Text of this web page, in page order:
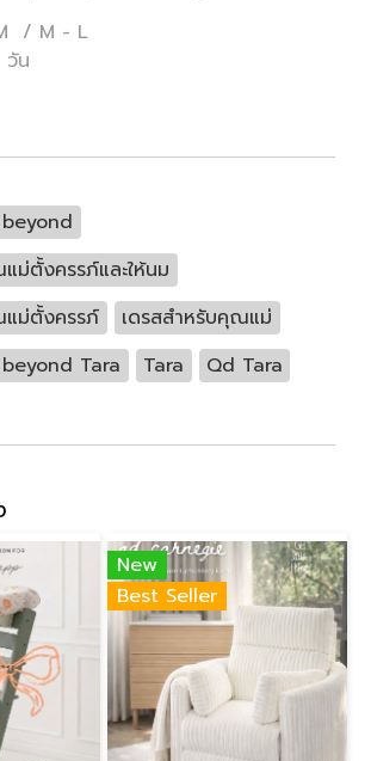
/ M - L
น
ม่ตั้งครรภ์และให้นม
แม่ตั้งครรภ์
เดรสสำหรับคุณแม่
Tara
Tara Qd Tara
New
Best Seller